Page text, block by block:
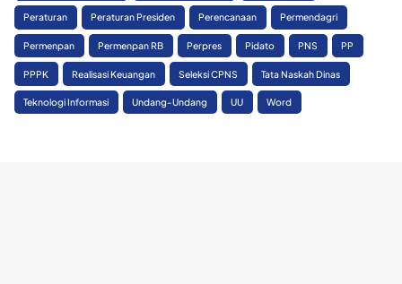
Peraturan Peraturan Presiden Perencanaan Permendagri
Permenpan Permenpan RB Perpres Pidato PNS PP
PPPK Realisasi Keuangan Seleksi CPNS Tata Naskah Dinas
Teknologi Informasi Undang-Undang UU Word